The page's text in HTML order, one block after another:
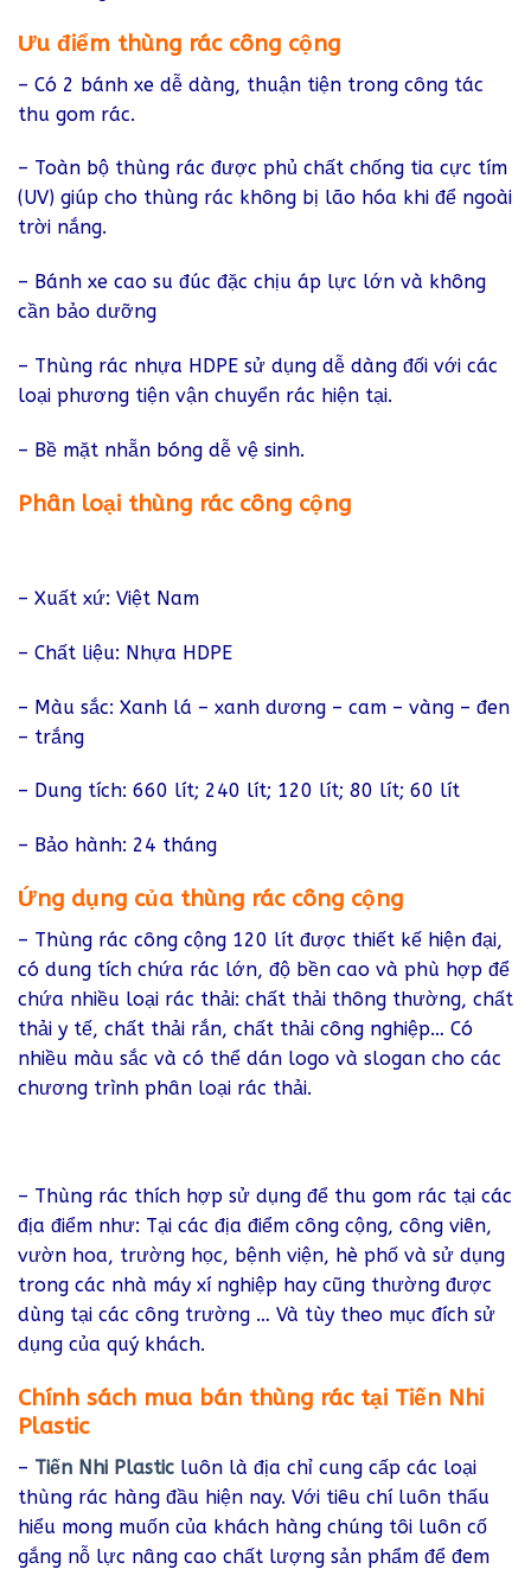
Ưu điểm thùng rác công cộng
– Có 2 bánh xe dễ dàng, thuận tiện trong công tác
thu gom rác.
– Toàn bộ thùng rác được phủ chất chống tia cực tím
(UV) giúp cho thùng rác không bị lão hóa khi để ngoài
trời nắng.
– Bánh xe cao su đúc đặc chịu áp lực lớn và không
cần bảo dưỡng
– Thùng rác nhựa HDPE sử dụng dễ dàng đối với các
loại phương tiện vận chuyển rác hiện tại.
– Bề mặt nhẵn bóng dễ vệ sinh.
Phân loại thùng rác công cộng
– Xuất xứ: Việt Nam
– Chất liệu: Nhựa HDPE
– Màu sắc: Xanh lá – xanh dương – cam – vàng – đen
– trắng
– Dung tích: 660 lít; 240 lít; 120 lít; 80 lít; 60 lít
– Bảo hành: 24 tháng
Ứng dụng của thùng rác công cộng
– Thùng rác công cộng 120 lít được thiết kế hiện đại,
có dung tích chứa rác lớn, độ bền cao và phù hợp để
chứa nhiều loại rác thải: chất thải thông thường, chất
thải y tế, chất thải rắn, chất thải công nghiệp… Có
nhiều màu sắc và có thể dán logo và slogan cho các
chương trình phân loại rác thải.
– Thùng rác thích hợp sử dụng để thu gom rác tại các
địa điểm như: Tại các địa điểm công cộng, công viên,
vườn hoa, trường học, bệnh viện, hè phố và sử dụng
trong các nhà máy xí nghiệp hay cũng thường được
dùng tại các công trường … Và tùy theo mục đích sử
dụng của quý khách.
Chính sách mua bán thùng rác tại Tiến Nhi
Plastic
– Tiến Nhi Plastic luôn là địa chỉ cung cấp các loại
thùng rác hàng đầu hiện nay. Với tiêu chí luôn thấu
hiểu mong muốn của khách hàng chúng tôi luôn cố
gắng nỗ lực nâng cao chất lượng sản phẩm để đem